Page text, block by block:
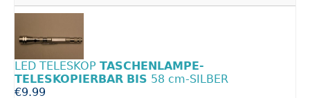
LED TELESKOP TASCHENLAMPE-
TELESKOPIERBAR BIS 58 cm-SILBER
€9.99